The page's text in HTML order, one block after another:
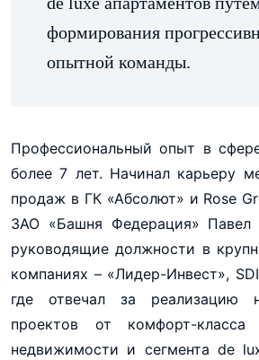
формирования
опытной команды.
Профессиональный опыт в
более 7 лет. Начинал карьеру
продаж в ГК «Абсолют» и Rose
ЗАО «Башня Федерация» Павел
руководящие должности в
компаниях – «Лидер-Инвест»,
где отвечал за реализацию
проектов от комфорт-
недвижимости и сегмента de